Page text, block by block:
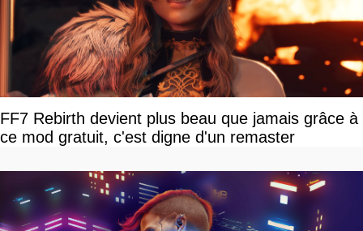
FF7 Rebirth devient plus beau que jamais grâce à
ce mod gratuit, c'est digne d'un remaster